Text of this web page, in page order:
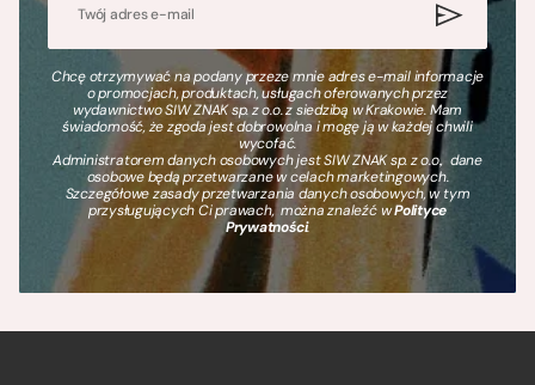
Chcę otrzymywać na podany przeze mnie adres e-mail informacje
o promocjach, produktach, usługach oferowanych przez
wydawnictwo SIW ZNAK sp. z o.o. z siedzibą w Krakowie. Mam
świadomość, że zgoda jest dobrowolna i mogę ją w każdej chwili
wycofać.
Administratorem danych osobowych jest SIW ZNAK sp. z o.o., dane
osobowe będą przetwarzane w celach marketingowych.
Szczegółowe zasady przetwarzania danych osobowych, w tym
przysługujących Ci prawach, można znaleźć wPolityce
Prywatności.